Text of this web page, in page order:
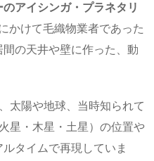
のアイシンガ・プラネタリ
かけて毛織物業者であった
の天井や壁に作った、動
太陽や地球、当時知られて
星・木星・土星）の位置や
タイムで再現していま